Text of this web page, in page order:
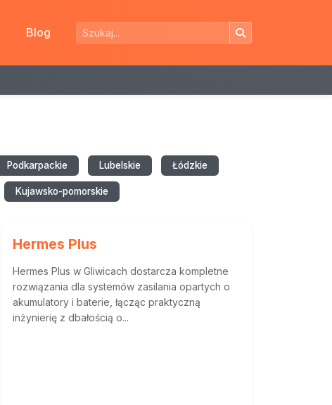
Blog
Podkarpackie Lubelskie Łódzkie
Kujawsko-pomorskie
Hermes Plus
Hermes Plus w Gliwicach dostarcza kompletne
rozwiązania dla systemów zasilania opartych o
akumulatory i baterie, łącząc praktyczną
inżynierię z dbałością o...